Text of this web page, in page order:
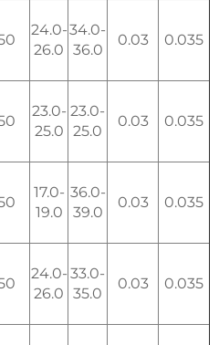
24.0-
26.0
34.0-
36.0
0.03 0.035
23.0-
25.0
23.0-
25.0
0.03 0.035
17.0-
19.0
36.0-
39.0
0.03 0.035
24.0-
26.0
33.0-
35.0
0.03 0.035